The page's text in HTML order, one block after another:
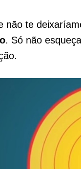
não te
. Só não